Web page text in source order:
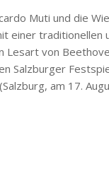
Muti und die
einer traditionellen
Lesart von
Salzburger
am 17.